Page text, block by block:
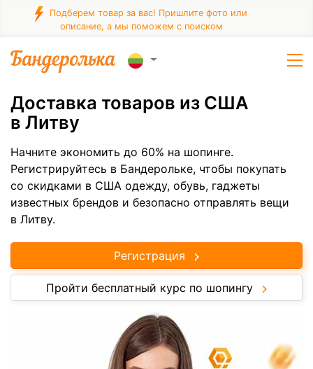
Подберем товар за вас! Пришлите фото или
описание, а мы поможем с поиском
Доставка товаров из США
в Литву
Начните экономить до 60% на шопинге.
Регистрируйтесь в Бандерольке, чтобы покупать
со скидками в США одежду, обувь, гаджеты
известных брендов и безопасно отправлять вещи
в Литву.
Регистрация
Пройти бесплатный курс по шопингу